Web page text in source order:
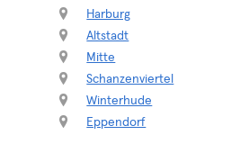
Harburg
Altstadt
Mitte
Schanzenviertel
Winterhude
Eppendorf